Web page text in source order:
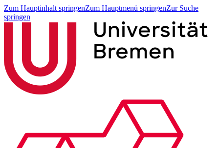
Zum Hauptinhalt springenZum Hauptmenü springenZur Suche
springen